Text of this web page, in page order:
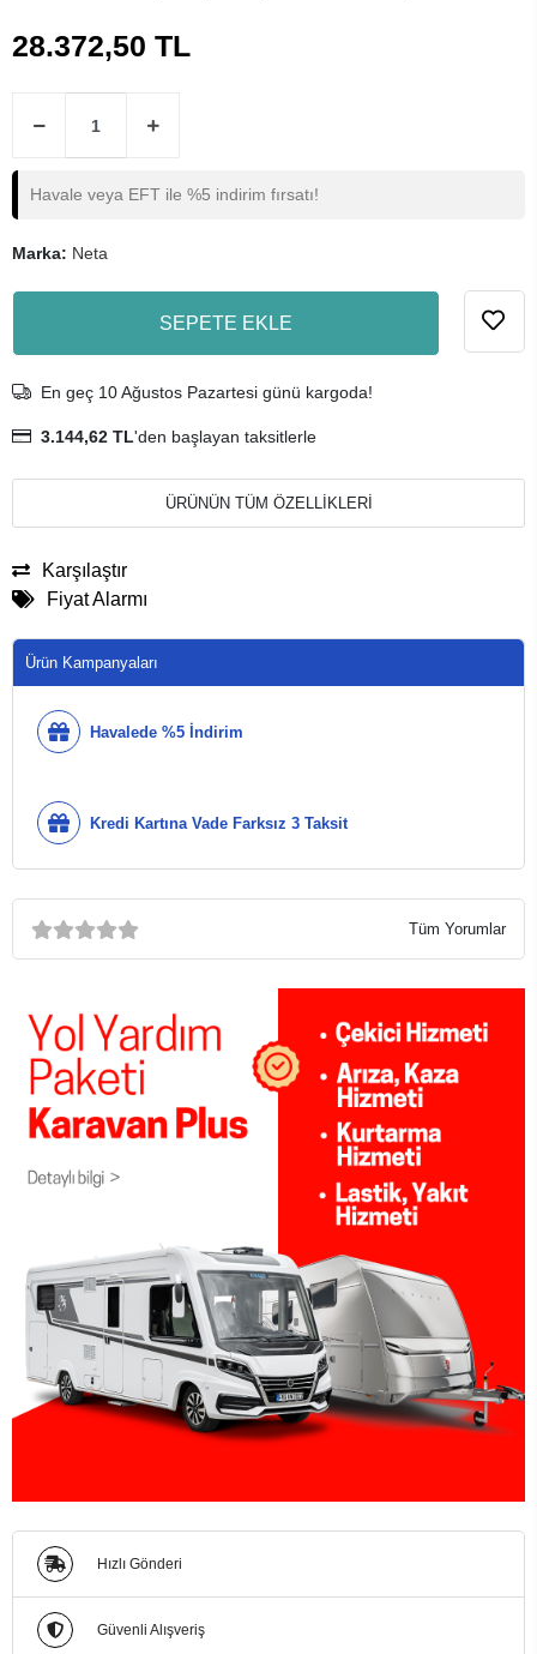
28.372,50 TL
Havale veya EFT ile %5 indirim fırsatı!
Marka: Neta
SEPETE EKLE
En geç 10 Ağustos Pazartesi günü kargoda!
3.144,62 TL'den başlayan taksitlerle
ÜRÜNÜN TÜM ÖZELLİKLERİ
Karşılaştır
Fiyat Alarmı
Ürün Kampanyaları
Havalede %5 İndirim
Kredi Kartına Vade Farksız 3 Taksit
Tüm Yorumlar
Hızlı Gönderi
Güvenli Alışveriş